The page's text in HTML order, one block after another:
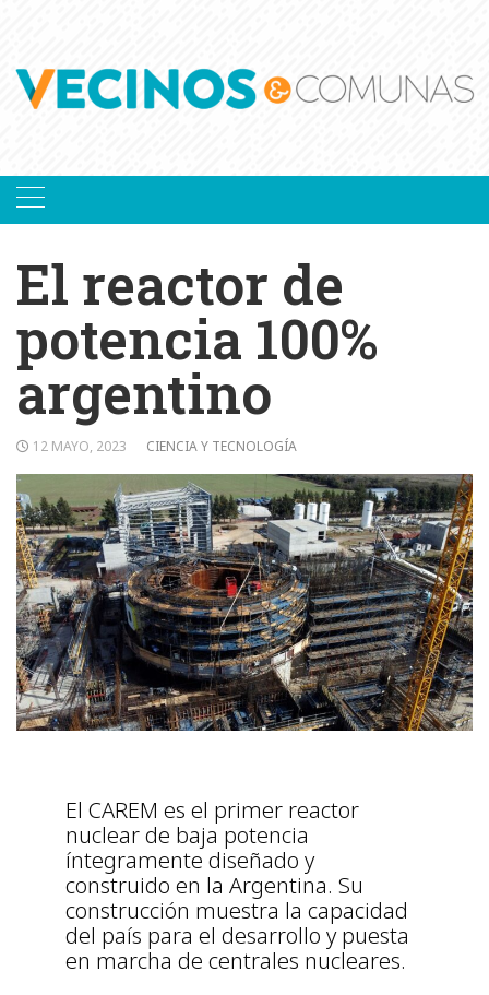
El reactor de
potencia 100%
argentino
12 MAYO, 2023 CIENCIA Y TECNOLOGÍA
El CAREM es el primer reactor
nuclear de baja potencia
íntegramente diseñado y
construido en la Argentina. Su
construcción muestra la capacidad
del país para el desarrollo y puesta
en marcha de centrales nucleares.